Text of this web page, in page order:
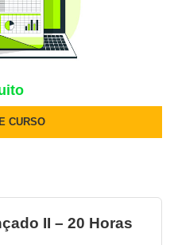
CURSO
II – 20 Horas